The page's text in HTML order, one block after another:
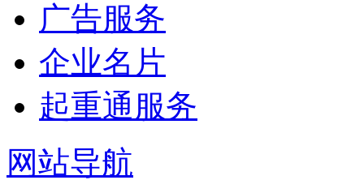
广告服务
企业名片
起重通服务
网站导航